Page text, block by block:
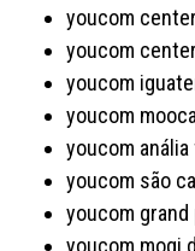
youcom
youcom
youcom
youcom
youcom
youcom são
youcom grand
youcom mogi